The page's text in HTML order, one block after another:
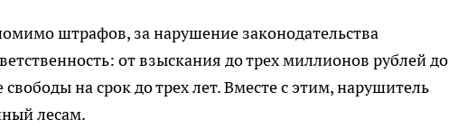
штрафов, за нарушение законодательства
от взыскания до трех миллионов рублей до
на срок до трех лет. Вместе с этим, нарушитель
лесам.